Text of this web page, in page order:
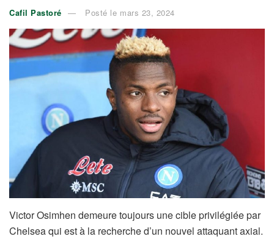
Cafil Pastoré Posté le mars 23, 2024
Victor Osimhen demeure toujours une cible privilégiée par
Chelsea qui est à la recherche d’un nouvel attaquant axial.